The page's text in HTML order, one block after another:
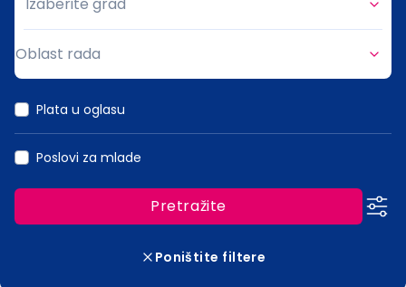
Grad
Oblast rada
Plata u oglasu
Poslovi za mlade
Pretražite
Poništite filtere